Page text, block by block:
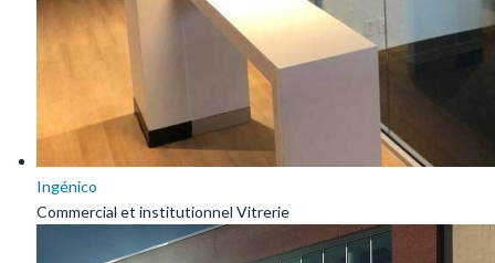
Ingénico
Commercial et institutionnel Vitrerie